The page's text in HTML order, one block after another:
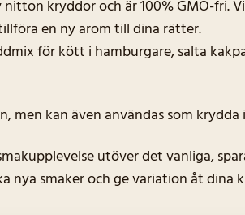
kryddor och är 100% GMO-fri.
en ny arom till dina rätter.
för kött i hamburgare, salta
kan även användas som
utöver det vanliga,
smaker och ge variation åt dina